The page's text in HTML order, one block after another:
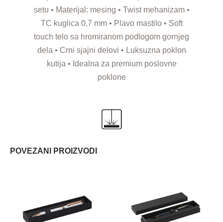
setu • Materijal: mesing • Twist mehanizam •
TC kuglica 0,7 mm • Plavo mastilo • Soft
touch telo sa hromiranom podlogom gornjeg
dela • Crni sjajni delovi • Luksuzna poklon
kutija • Idealna za premium poslovne
poklone
POVEZANI PROIZVODI